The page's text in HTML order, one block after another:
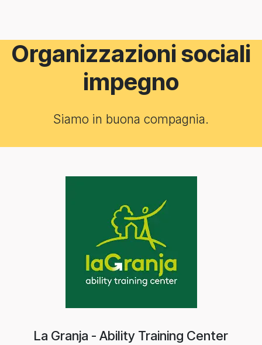
Organizzazioni sociali
impegno
Siamo in buona compagnia.
La Granja - Ability Training Center